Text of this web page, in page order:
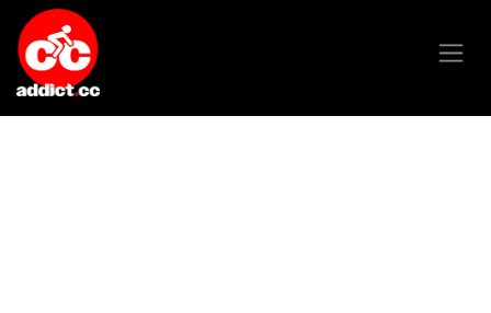
Overslaan naar inhoud